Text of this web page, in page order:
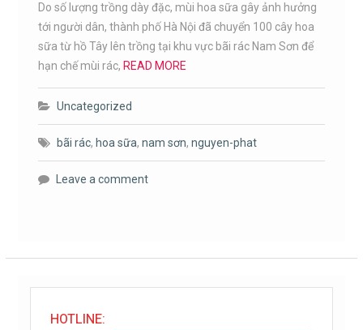
Do số lượng trồng dày đặc, mùi hoa sữa gây ảnh hưởng
tới người dân, thành phố Hà Nội đã chuyển 100 cây hoa
sữa từ hồ Tây lên trồng tại khu vực bãi rác Nam Sơn để
hạn chế mùi rác, READ MORE
Uncategorized
bãi rác, hoa sữa, nam sơn, nguyen-phat
Leave a comment
HOTLINE: